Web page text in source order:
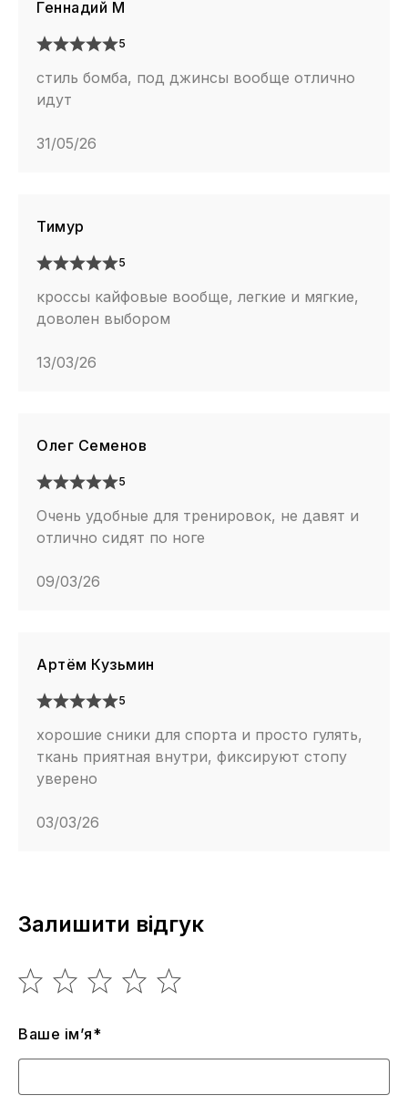
Геннадий М
5
стиль бомба, под джинсы вообще отлично
идут
31/05/26
Тимур
5
кроссы кайфовые вообще, легкие и мягкие,
доволен выбором
13/03/26
Олег Семенов
5
Очень удобные для тренировок, не давят и
отлично сидят по ноге
09/03/26
Артём Кузьмин
5
хорошие сники для спорта и просто гулять,
ткань приятная внутри, фиксируют стопу
уверено
03/03/26
Залишити відгук
Ваше ім’я*